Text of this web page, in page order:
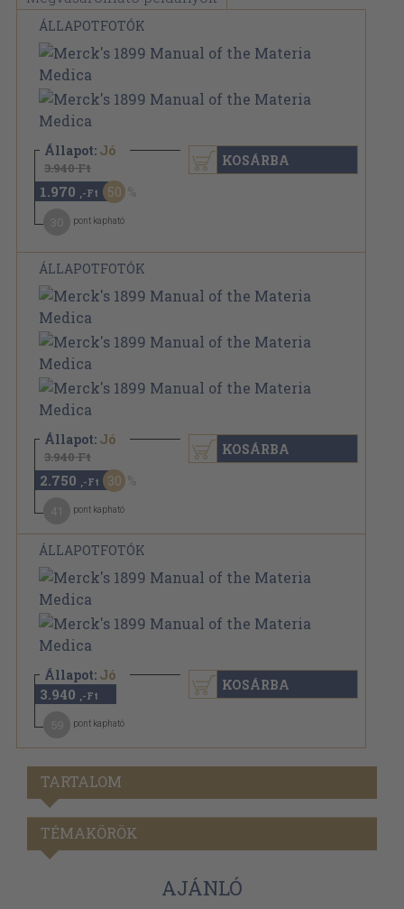
ÁLLAPOTFOTÓK
Állapot: Jó
3.940 Ft
1.970 ,-Ft 50
pont kapható
KOSÁRBA
ÁLLAPOTFOTÓK
Állapot: Jó
3.940 Ft
2.750 ,-Ft 30
pont kapható
KOSÁRBA
ÁLLAPOTFOTÓK
Állapot: Jó
3.940 ,-Ft
pont kapható
KOSÁRBA
TARTALOM
TÉMAKÖRÖK
AJÁNLÓ